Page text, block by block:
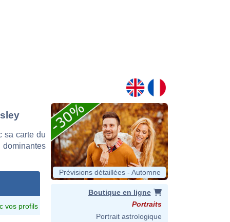
sa carte du
vos profils
Prévisions détaillées - Automne
Boutique en ligne
Portraits
Portrait astrologique